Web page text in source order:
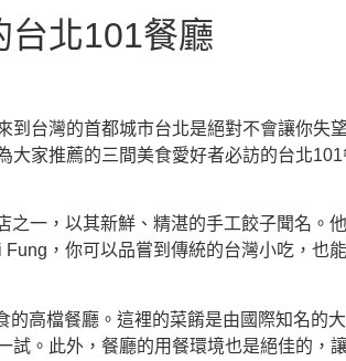
台北101餐廳
到台灣的首都城市台北是絕對不會讓你
大家推薦的三間美食愛好者必訪的台北101
之一，以其新鮮、精湛的手工餃子聞名
，你可以品嘗到傳統的台灣小吃，也
的高檔餐廳。這裡的菜餚是由國際知名的
試。此外，餐廳的用餐環境也是絕佳的，